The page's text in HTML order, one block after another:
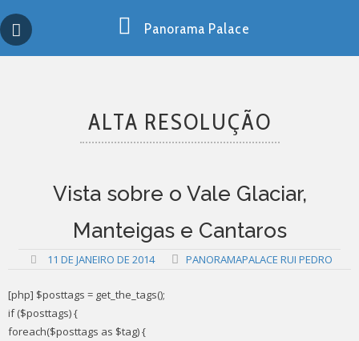
to
content
Panorama Palace
ALTA RESOLUÇÃO
Vista sobre o Vale Glaciar,
Manteigas e Cantaros
11 DE JANEIRO DE 2014 PANORAMAPALACE RUI PEDRO
[php] $posttags = get_the_tags();
if ($posttags) {
foreach($posttags as $tag) {